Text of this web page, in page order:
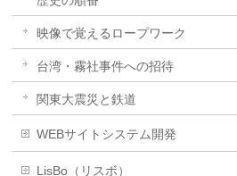
映像で覚えるロープワーク
台湾・霧社事件への招待
関東大震災と鉄道
WEBサイトシステム開発
LisBo（リスボ）